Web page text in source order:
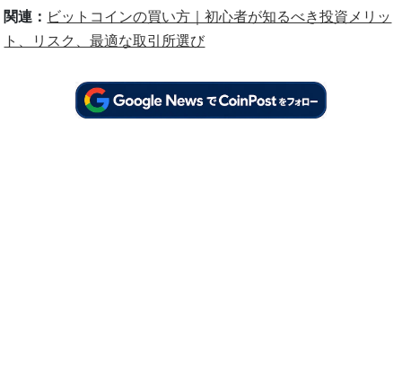
関連： ビットコインの買い方｜初心者が知るべき投資メリッ
ト、リスク、最適な取引所選び